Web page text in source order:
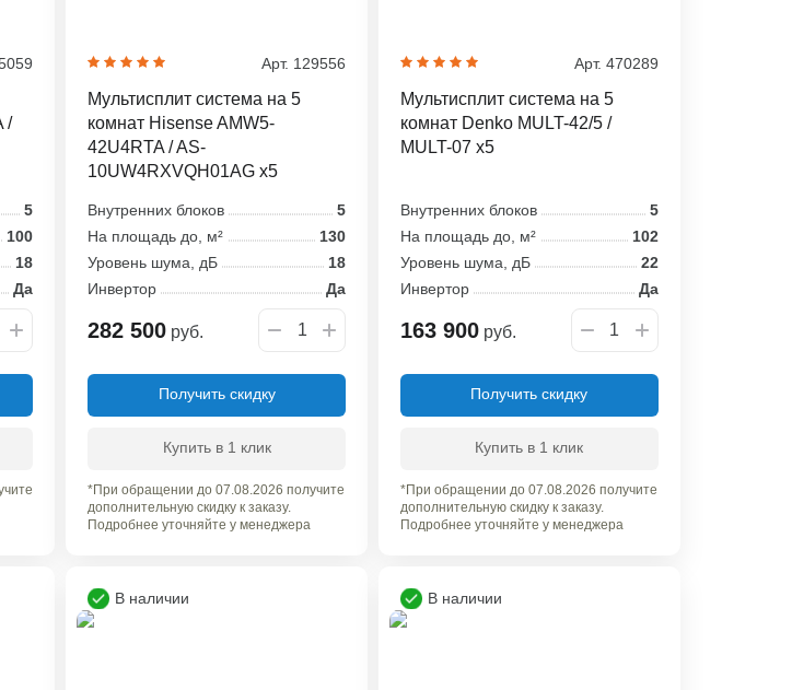
/
5
100
18
Да
Арт. 129556
Мультисплит система на 5
комнат Hisense AMW5-
42U4RTA / AS-
10UW4RXVQH01AG x5
Внутренних блоков
5
На площадь до, м²
130
Уровень шума, дБ
18
Инвертор
Да
282 500 руб.
Получить скидку
Купить в 1 клик
*При обращении до 07.08.2026 получите
дополнительную скидку к заказу.
Подробнее уточняйте у менеджера
Арт. 470289
Мультисплит система на 5
комнат Denko MULT-42/5 /
MULT-07 x5
Внутренних блоков
5
На площадь до, м²
102
Уровень шума, дБ
22
Инвертор
Да
163 900 руб.
Получить скидку
Купить в 1 клик
*При обращении до 07.08.2026 получите
дополнительную скидку к заказу.
Подробнее уточняйте у менеджера
В наличии В наличии